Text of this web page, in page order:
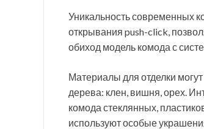
Уникальность современных
открывания push-click,
обиход модель комода с
Материалы для отделки
дерева: клен, вишня, орех.
комода стеклянных,
используют особые